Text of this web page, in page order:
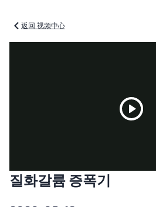
返回 视频中心
질화갈륨 증폭기